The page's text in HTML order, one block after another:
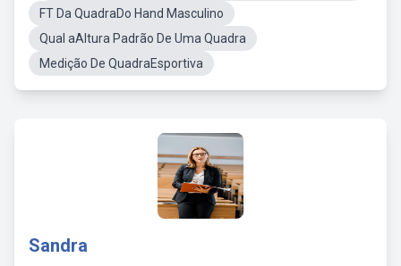
FT Da QuadraDo Hand Masculino
Qual aAltura Padrão De Uma Quadra
Medição De QuadraEsportiva
Sandra